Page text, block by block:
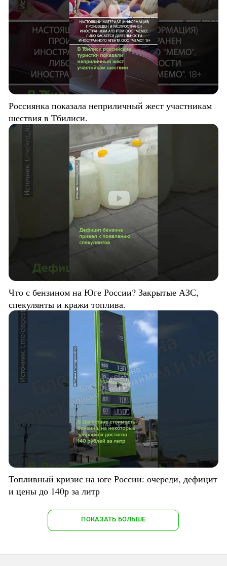
Россиянка показала неприличный жест участникам
шествия в Тбилиси.
Что с бензином на Юге России? Закрытые АЗС,
спекулянты и кражи топлива.
Топливный кризис на юге России: очереди, дефицит
и цены до 140р за литр
ПОКАЗАТЬ БОЛЬШЕ